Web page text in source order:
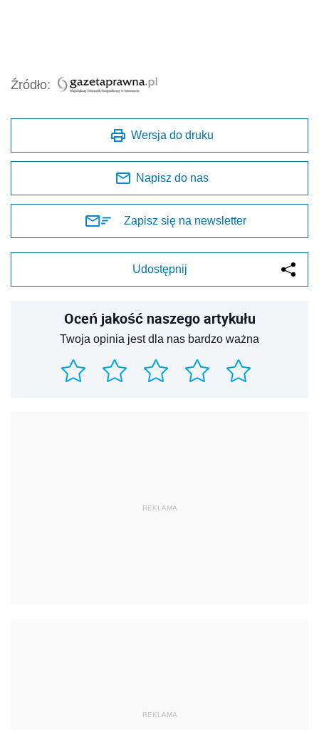
Źródło:
Wersja do druku
Napisz do nas
Zapisz się na newsletter
Udostępnij
Oceń jakość naszego artykułu
Twoja opinia jest dla nas bardzo ważna
REKLAMA
REKLAMA